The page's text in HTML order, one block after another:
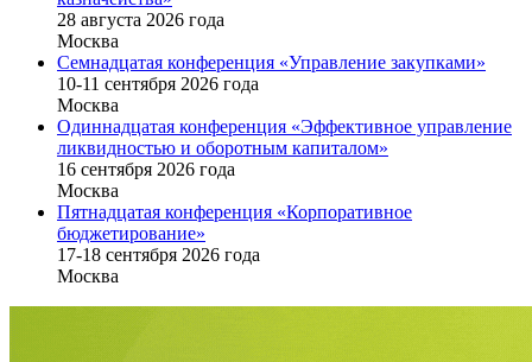
28 августа 2026 года
Москва
Семнадцатая конференция «Управление закупками»
10-11 сентября 2026 года
Москва
Одиннадцатая конференция «Эффективное управление
ликвидностью и оборотным капиталом»
16 cентября 2026 года
Москва
Пятнадцатая конференция «Корпоративное
бюджетирование»
17-18 сентября 2026 года
Москва